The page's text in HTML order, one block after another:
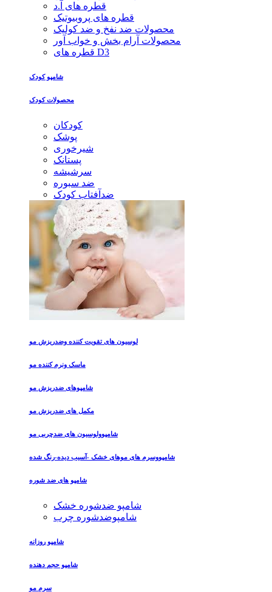
قطره های آ.د
قطره های پروبیوتیک
محصولات ضد نفخ و ضد کولیک
محصولات آرام بخش و خواب آور
قطره های D3
شامپو کودک
محصولات کودک
کودکان
پوشک
شیرخوری
پستانک
سرشیشه
ضد سبوره
ضدآفتاب کودک
لوسیون های تقویت کننده وضدریزش مو
ماسک ونرم کننده مو
شامپوهای ضدریزش مو
مکمل های ضدریزش مو
شامپوولوسیون های ضدچربی مو
شامپووسرم های موهای خشک -آسیب دیده-رنگ شده
شامپو های ضد شوره
شامپو ضدشوره خشک
شامپوضدشوره چرب
شامپو روزانه
شامپو حجم دهنده
سرم مو